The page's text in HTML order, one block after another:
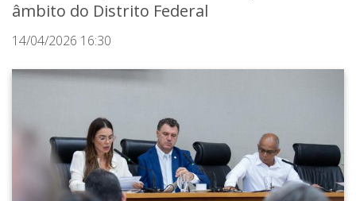
âmbito do Distrito Federal
14/04/2026 16:30